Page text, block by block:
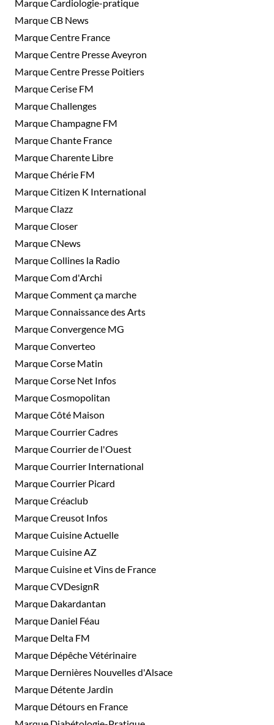
Marque Cardiologie-pratique
Marque CB News
Marque Centre France
Marque Centre Presse Aveyron
Marque Centre Presse Poitiers
Marque Cerise FM
Marque Challenges
Marque Champagne FM
Marque Chante France
Marque Charente Libre
Marque Chérie FM
Marque Citizen K International
Marque Clazz
Marque Closer
Marque CNews
Marque Collines la Radio
Marque Com d'Archi
Marque Comment ça marche
Marque Connaissance des Arts
Marque Convergence MG
Marque Converteo
Marque Corse Matin
Marque Corse Net Infos
Marque Cosmopolitan
Marque Côté Maison
Marque Courrier Cadres
Marque Courrier de l'Ouest
Marque Courrier International
Marque Courrier Picard
Marque Créaclub
Marque Creusot Infos
Marque Cuisine Actuelle
Marque Cuisine AZ
Marque Cuisine et Vins de France
Marque CVDesignR
Marque Dakardantan
Marque Daniel Féau
Marque Delta FM
Marque Dépêche Vétérinaire
Marque Dernières Nouvelles d'Alsace
Marque Détente Jardin
Marque Détours en France